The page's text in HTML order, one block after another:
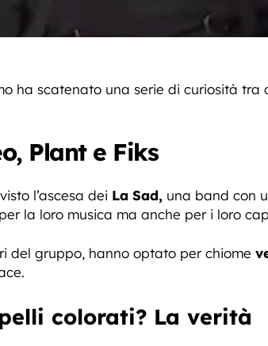
ha scatenato una serie di curiosità tra
Plant e Fiks
l’ascesa dei La Sad, una band con
la loro musica ma anche per i loro
del gruppo, hanno optato per chiome
colorati? La verità